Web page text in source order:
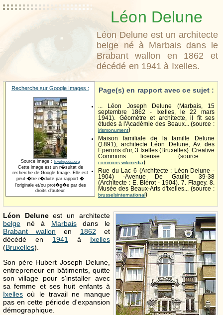
Léon Delune
Léon Delune est un architecte
belge né à Marbais dans le
Brabant wallon en 1862 et
décédé en 1941 à Ixelles.
Recherche sur Google Images :
Source image : fr.wikipedia.org
Cette image est un r�sultat de
recherche de Google Image. Elle est
peut-�tre r�duite par rapport �
l'originale et/ou prot�g�e par des
droits d'auteur.
Page(s) en rapport avec ce sujet :
... Léon Joseph Delune (Marbais, 15
septembre 1862 - Ixelles, le 22 mars
1941). Géomètre et architecte, il fit ses
études à l'Académie des Beaux... (source :
irismonument)
Maison familiale de la famille Delune
(1891), architecte Léon Delune, Av. des
Éperons d'or, 3 Ixelles (Bruxelles). Creative
Commons license... (source :
commons.wikimedia)
Rue du Lac 6 (Architecte : Léon Delune -
1904) -Avenue De Gaulle 39-38
(Architecte : E. Blérot - 1904). 7. Flagey. 8.
Musée des Beaux-Arts d'Ixelles... (source :
brusselsinternational )
Léon Deluneest un architecte
belge né à Marbaisdans le
Brabant wallon en 1862 et
décédé en 1941 à Ixelles
(Bruxelles).
Son père Hubert Joseph Delune,
entrepreneur en bâtiments, quitte
son village pour s'installer avec
sa femme et ses huit enfants à
Ixelles où le travail ne manque
pas en cette période d'expansion
démographique.